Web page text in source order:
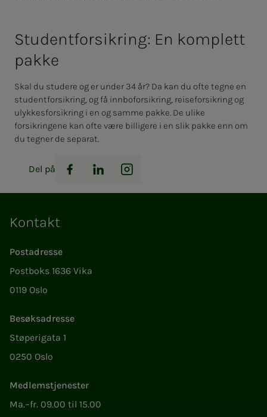
Stu­­­den­t­­­for­­­sik­ring: En kom­p­­lett
pak­­­ke
Skal du studere og er under 34 år? Da kan du ofte tegne en
studentforsikring, og få innboforsikring, reiseforsikring og
ulykkesforsikring i en og samme pakke. De ulike
forsikringene kan ofte være billigere i en slik pakke enn om
du tegner de separat.
Del på
Facebook
LinkedInInstagram
Kontakt
Postadresse
Postboks 1636 Vika
0119 Oslo
Besøksadresse
Støperigata 1
0250 Oslo
Medlemstjenester
Ma.–fr. 09.00 til 15.00